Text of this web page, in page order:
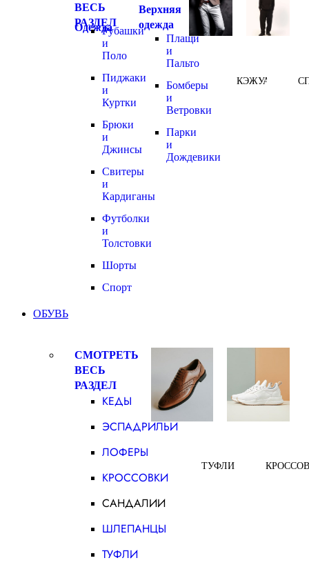
ВЕСЬ
РАЗДЕЛ
ОдеждаРубашки
и
Поло
Пиджаки
и
Куртки
Брюки
и
Джинсы
Свитеры
и
Кардиганы
Футболки
и
Толстовки
Шорты
Спорт
Верхняя
одежда
Плащи
и
Пальто
Бомберы
и
Ветровки
Парки
и
Дождевики
КЭЖУАЛ
ОБУВЬ
СМОТРЕТЬ
ВЕСЬ
РАЗДЕЛ
КЕДЫ
ЭСПАДРИЛЬИ
ЛОФЕРЫ
КРОССОВКИ
САНДАЛИИ
ШЛЕПАНЦЫ
ТУФЛИ
ТУФЛИ